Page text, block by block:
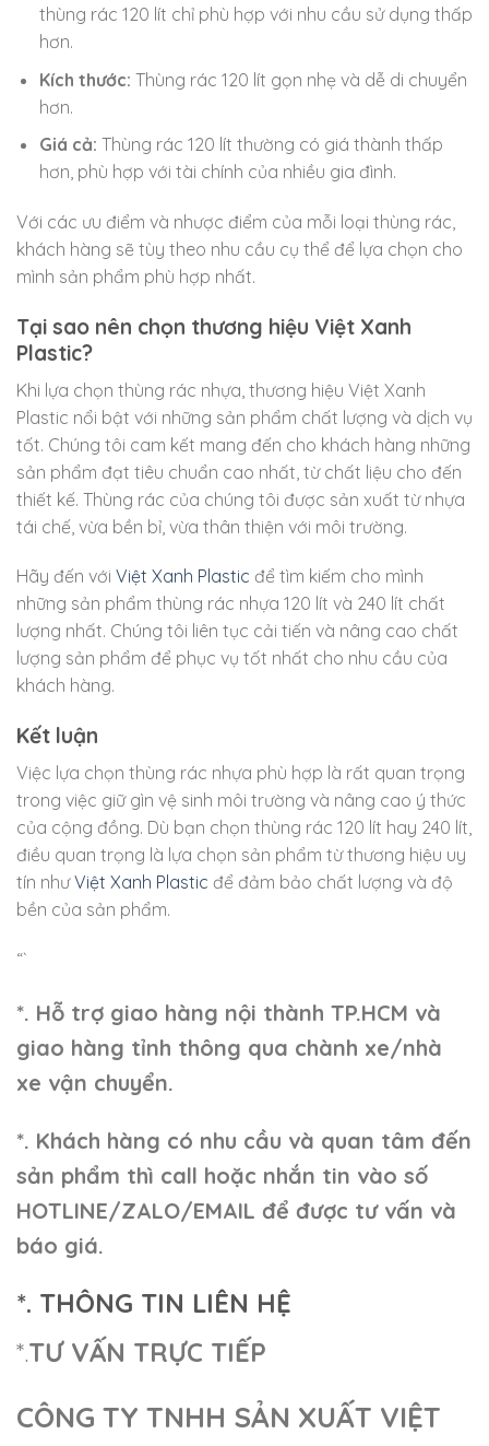
thùng rác 120 lít chỉ phù hợp với nhu cầu sử dụng thấp
hơn.
Kích thước: Thùng rác 120 lít gọn nhẹ và dễ di chuyển
hơn.
Giá cả: Thùng rác 120 lít thường có giá thành thấp
hơn, phù hợp với tài chính của nhiều gia đình.
Với các ưu điểm và nhược điểm của mỗi loại thùng rác,
khách hàng sẽ tùy theo nhu cầu cụ thể để lựa chọn cho
mình sản phẩm phù hợp nhất.
Tại sao nên chọn thương hiệu Việt Xanh
Plastic?
Khi lựa chọn thùng rác nhựa, thương hiệu Việt Xanh
Plastic nổi bật với những sản phẩm chất lượng và dịch vụ
tốt. Chúng tôi cam kết mang đến cho khách hàng những
sản phẩm đạt tiêu chuẩn cao nhất, từ chất liệu cho đến
thiết kế. Thùng rác của chúng tôi được sản xuất từ nhựa
tái chế, vừa bền bỉ, vừa thân thiện với môi trường.
Hãy đến với Việt Xanh Plastic để tìm kiếm cho mình
những sản phẩm thùng rác nhựa 120 lít và 240 lít chất
lượng nhất. Chúng tôi liên tục cải tiến và nâng cao chất
lượng sản phẩm để phục vụ tốt nhất cho nhu cầu của
khách hàng.
Kết luận
Việc lựa chọn thùng rác nhựa phù hợp là rất quan trọng
trong việc giữ gìn vệ sinh môi trường và nâng cao ý thức
của cộng đồng. Dù bạn chọn thùng rác 120 lít hay 240 lít,
điều quan trọng là lựa chọn sản phẩm từ thương hiệu uy
tín nhưViệt Xanh Plastic để đảm bảo chất lượng và độ
bền của sản phẩm.
“`
*. Hỗ trợ giao hàng nội thành TP.HCM và
giao hàng tỉnh thông qua chành xe/nhà
xe vận chuyển.
*. Khách hàng có nhu cầu và quan tâm đến
sản phẩm thì call hoặc nhắn tin vào số
HOTLINE/ZALO/EMAIL để được tư vấn và
báo giá.
*. THÔNG TIN LIÊN HỆ
*.TƯ VẤN TRỰC TIẾP
CÔNG TY TNHH SẢN XUẤT VIỆT